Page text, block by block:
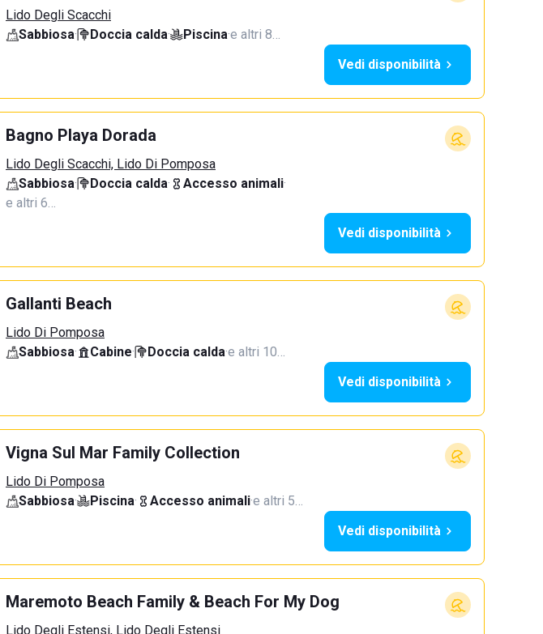
Lido Degli Scacchi
Sabbiosa· Doccia calda· Piscina·e altri 8…
Vedi disponibilità
Bagno Playa Dorada
Lido Degli Scacchi, Lido Di Pomposa
Sabbiosa· Doccia calda· Accesso animali·
e altri 6…
Vedi disponibilità
Gallanti Beach
Lido Di Pomposa
Sabbiosa· Cabine· Doccia calda·e altri 10…
Vedi disponibilità
Vigna Sul Mar Family Collection
Lido Di Pomposa
Sabbiosa· Piscina· Accesso animali·e altri 5…
Vedi disponibilità
Maremoto Beach Family & Beach For My Dog
Lido Degli Estensi, Lido Degli Estensi